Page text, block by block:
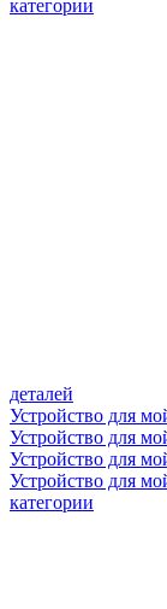
категории
деталей
Устройство для
Устройство для
Устройство для
Устройство для
категории